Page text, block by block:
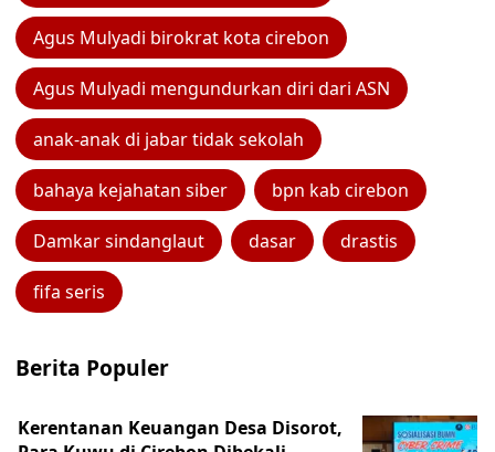
Agus Mulyadi birokrat kota cirebon
Agus Mulyadi mengundurkan diri dari ASN
anak-anak di jabar tidak sekolah
bahaya kejahatan siber bpn kab cirebon
Damkar sindanglaut dasar drastis
fifa seris
Berita Populer
Kerentanan Keuangan Desa Disorot,